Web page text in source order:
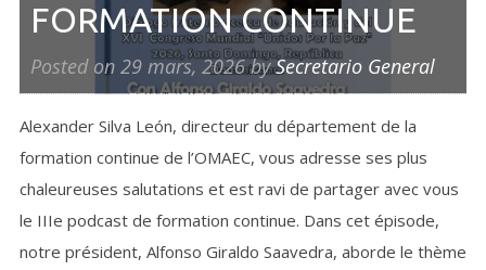
FORMATION CONTINUE
Posted on 29 mars, 2026bySecretario General
Alexander Silva León, directeur du département de la
formation continue de l’OMAEC, vous adresse ses plus
chaleureuses salutations et est ravi de partager avec vous
le IIIe podcast de formation continue. Dans cet épisode,
notre président, Alfonso Giraldo Saavedra, aborde le thème